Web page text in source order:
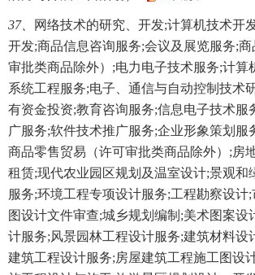
37、
网络技术的研究、开发;计算机技术开
开发;商品信息咨询服务;会议及展览服务;
审批类商品除外）;电力电子技术服务;计算
系统工程服务;电子、通信与自动控制技术
有资金投资;教育咨询服务;信息电子技术服
广服务;软件技术推广服务;企业形象策划服
商品零售贸易（许可审批类商品除外）;房
租赁;现代农业园区规划及温室设计;景观和
服务;环境工程专项设计服务;工程勘察设计
图设计文件审查;城乡规划编制;美术图案设
计服务;风景园林工程设计服务;建筑材料设
建筑工程设计服务;房屋建筑工程施工图设